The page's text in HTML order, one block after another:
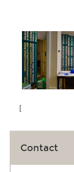
[
Contact